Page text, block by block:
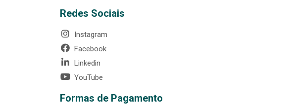
Redes Sociais
Instagram
Facebook
Linkedin
YouTube
Formas de Pagamento